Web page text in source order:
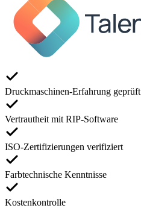
Druckmaschinen-Erfahrung geprüft
Vertrautheit mit RIP-Software
ISO-Zertifizierungen verifiziert
Farbtechnische Kenntnisse
Kostenkontrolle